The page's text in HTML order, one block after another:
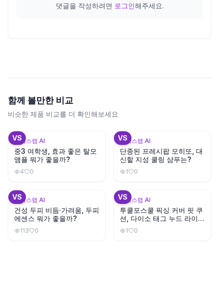
댓글을 작성하려면 로그인해주세요.
함께 볼만한 비교
비슷한 제품 비교를 더 확인해보세요
VS
뷰틱스랩 AI
중3 여학생, 효과 좋은 탈모
앰플 뭐가 좋을까?
4 0
VS
뷰틱스랩 AI
단종된 프레시팝 모히또, 대
신할 지성 쿨링 샴푸는?
1 0
VS
뷰틱스랩 AI
건성 두피 비듬·가려움, 두피
에센스 뭐가 좋을까?
113 0
VS
뷰틱스랩 AI
투쿨포스쿨 픽싱 커버 핏 쿠
션, 다이소 태그 누드 라이트
와 색상이 비슷할까?
1 0